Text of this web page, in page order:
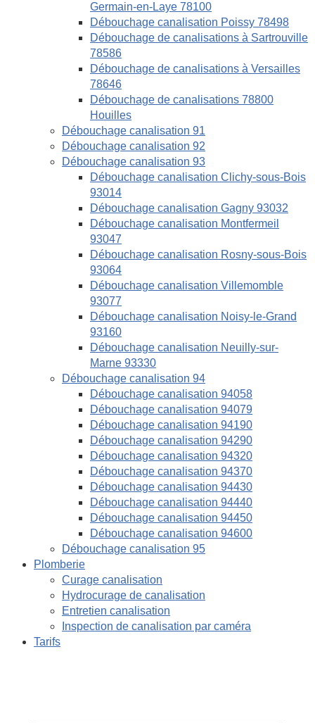
Germain-en-Laye 78100
Débouchage canalisation Poissy 78498
Débouchage de canalisations à Sartrouville
78586
Débouchage de canalisations à Versailles
78646
Débouchage de canalisations 78800
Houilles
Débouchage canalisation 91
Débouchage canalisation 92
Débouchage canalisation 93
Débouchage canalisation Clichy-sous-Bois
93014
Débouchage canalisation Gagny 93032
Débouchage canalisation Montfermeil
93047
Débouchage canalisation Rosny-sous-Bois
93064
Débouchage canalisation Villemomble
93077
Débouchage canalisation Noisy-le-Grand
93160
Débouchage canalisation Neuilly-sur-
Marne 93330
Débouchage canalisation 94
Débouchage canalisation 94058
Débouchage canalisation 94079
Débouchage canalisation 94190
Débouchage canalisation 94290
Débouchage canalisation 94320
Débouchage canalisation 94370
Débouchage canalisation 94430
Débouchage canalisation 94440
Débouchage canalisation 94450
Débouchage canalisation 94600
Débouchage canalisation 95
Plomberie
Curage canalisation
Hydrocurage de canalisation
Entretien canalisation
Inspection de canalisation par caméra
Tarifs